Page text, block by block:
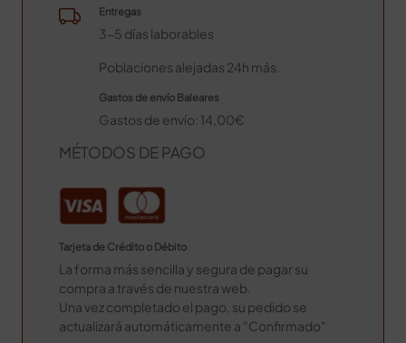
Entregas
3-5 días laborables
Poblaciones alejadas 24h más.
Gastos de envío Baleares
Gastos de envío: 14,00€
MÉTODOS DE PAGO
Tarjeta de Crédito o Débito
La forma más sencilla y segura de pagar su
compra a través de nuestra web.
Una vez completado el pago, su pedido se
actualizará automáticamente a "Confirmado"